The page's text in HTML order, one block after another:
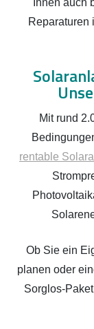
Ihnen auch
Reparaturen
Mit rund
rentable
Ob Sie ein
planen oder
Sorglos-